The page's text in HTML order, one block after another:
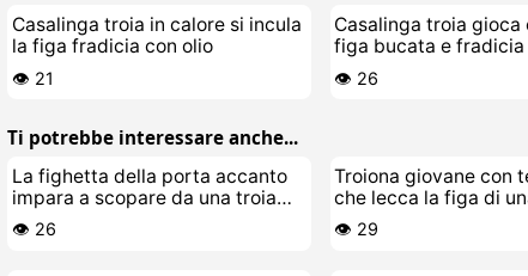
Casalinga troia in calore si incula
la figa fradicia con olio
👁️ 21
Casalinga troia gioca
figa bucata e fradicia
👁️ 26
Ti potrebbe interessare anche...
La fighetta della porta accanto
impara a scopare da una troia
matura esperta
👁️ 26
Troiona giovane con
che lecca la figa di
matura
👁️ 29